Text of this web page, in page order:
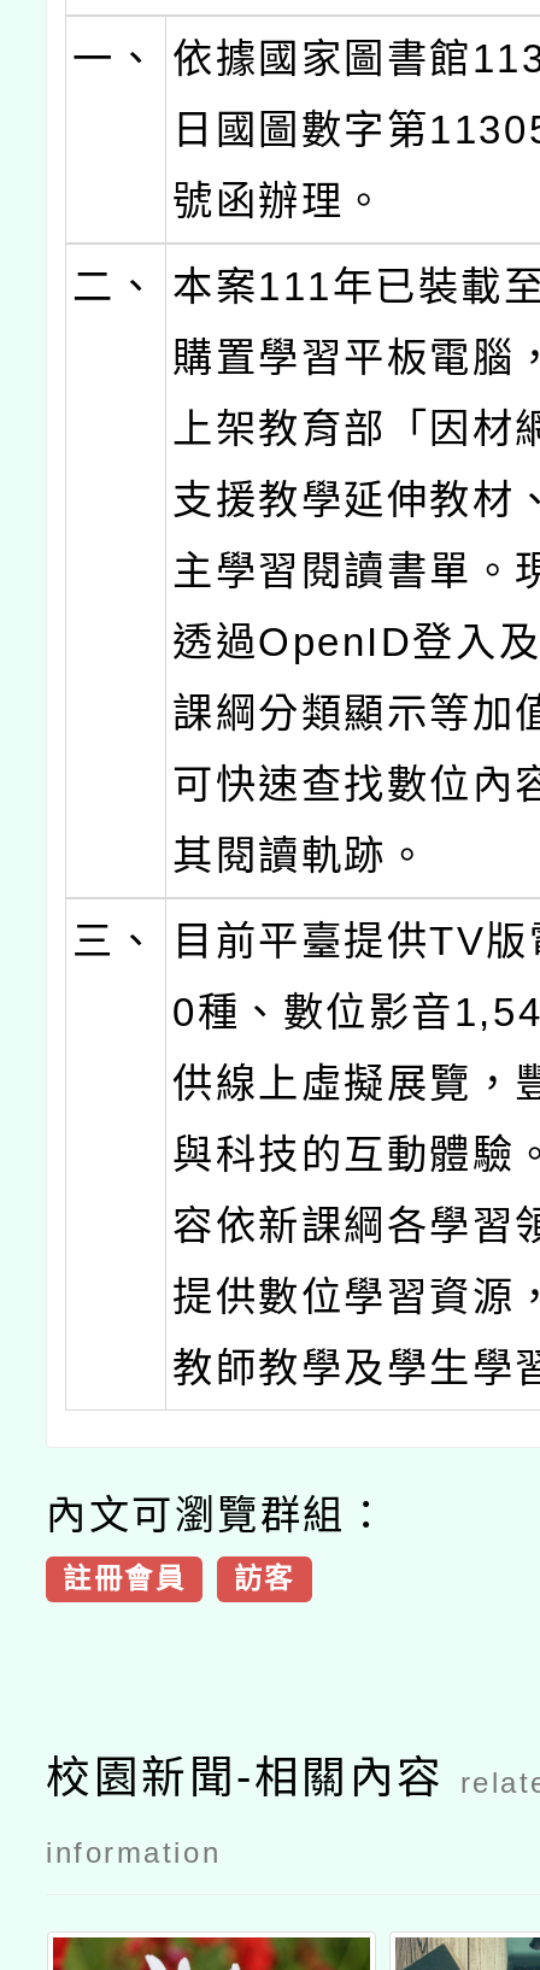
一、
依據國家圖書館
日國圖數字第
號函辦理。
二、
本案111年已裝載
購置學習平板電腦
上架教育部「因材
支援教學延伸教材
主學習閱讀書單。
透過OpenID登入
課綱分類顯示等加
可快速查找數位內
其閱讀軌跡。
三、
目前平臺提供TV
0種、數位影音
供線上虛擬展覽，
與科技的互動體驗
容依新課綱各學習
提供數位學習資源
教師教學及學生學
內文可瀏覽群組：
註冊會員 訪客
校園新聞-相關內容
information